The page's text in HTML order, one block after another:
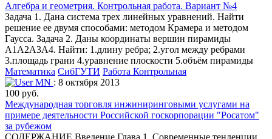
Алгебра и геометрия. Контрольная работа. Вариант №4
Задача 1. Дана система трех линейных уравнений. Найти
решение ее двумя способами: методом Крамера и методом
Гаусса. Задача 2. Даны координаты вершин пирамиды
А1А2А3А4. Найти: 1.длину ребра; 2.угол между ребрами
3.площадь грани 4.уравнение плоскости 5.объём пирамиды
Математика СибГУТИ Работа Контрольная
MN : 8 октября 2013
100 руб.
Международная торговля инжиниринговыми услугами на
примере деятельности Российской госкорпорации "Росатом"
за рубежом